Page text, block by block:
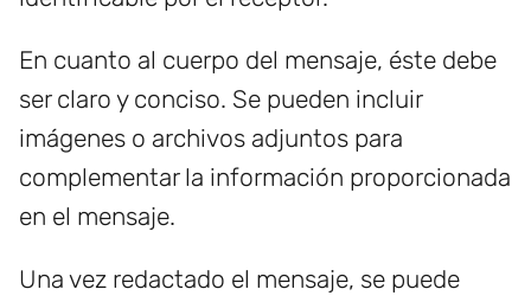
En cuanto al cuerpo del mensaje, éste debe
ser claro y conciso. Se pueden incluir
imágenes o archivos adjuntos para
complementar la información proporcionada
en el mensaje.
Una vez redactado el mensaje, se puede